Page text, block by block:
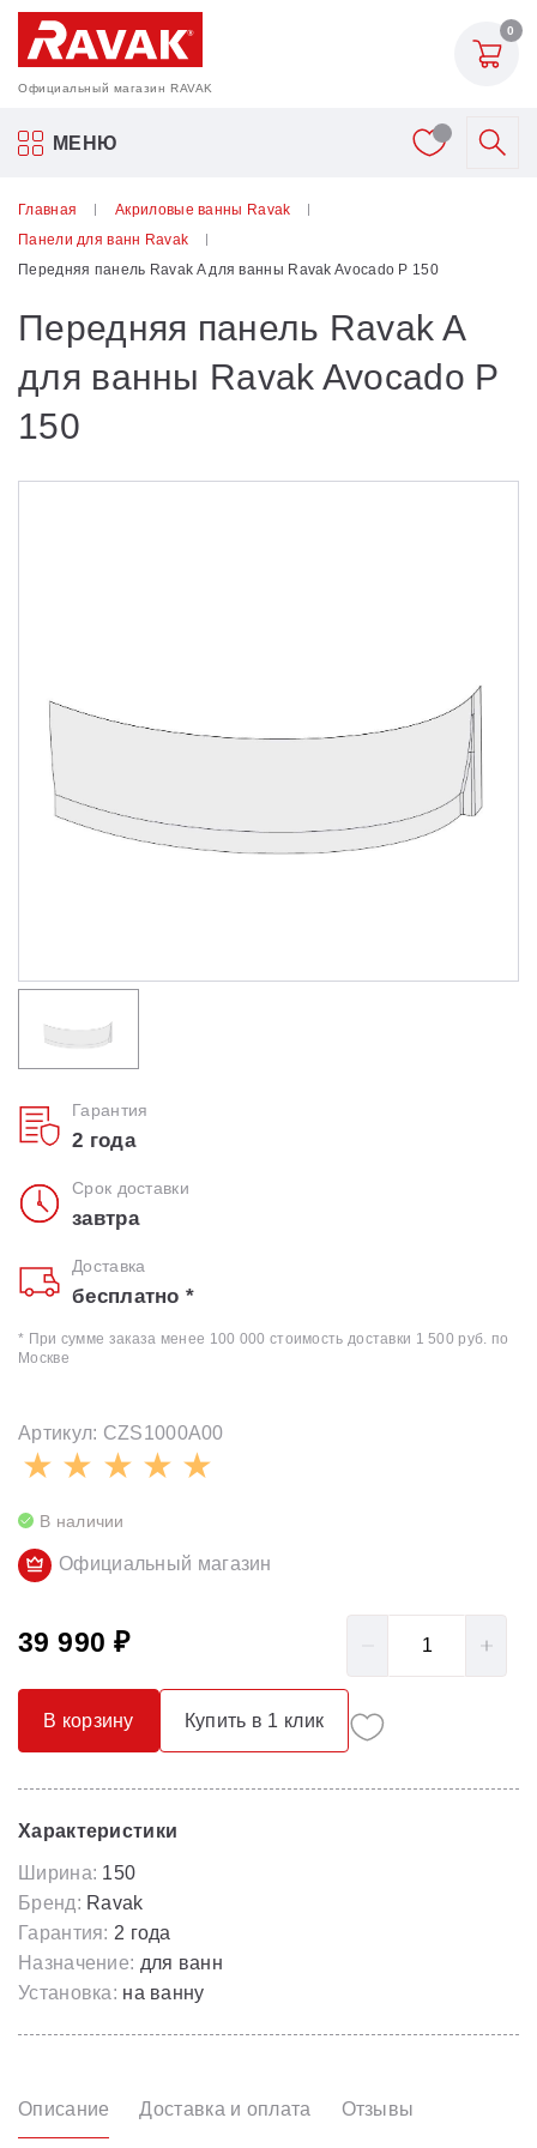
Официальный магазин RAVAK
0
МЕНЮ
Акриловые ванны Ravak
Шторки для ванн
Мебель для ванной
Аксессуары
Сиденья OVO для душевых уголков
Гидромассаж для ванны
Главная
Акриловые ванны Ravak
Панели для ванн Ravak
Передняя панель Ravak A для ванны Ravak Avocado P 150
Передняя панель Ravak A
для ванны Ravak Avocado P
150
Гарантия
2 года
Срок доставки
завтра
Доставка
бесплатно *
* При сумме заказа менее 100 000 стоимость доставки 1 500 руб. по
Москве
Артикул: CZS1000A00
В наличии
Официальный магазин
39 990 ₽
В корзину Купить в 1 клик
Характеристики
Ширина: 150
Бренд: Ravak
Гарантия: 2 года
Назначение: для ванн
Установка: на ванну
Описание Доставка и оплата Отзывы